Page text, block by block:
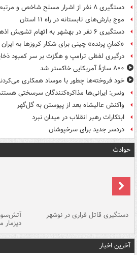
دستگیری ۸ نفر از اشرار مسلح شاخص و مرتبطین گروهک های تروریستی
موج بارش‌های تابستانه در راه ۱۱ استان
دستگیری ۶ نفر در بهشهر به اتهام تشویش اذهان عمومی
«کمانِ پرنده» چینی برای شکار کروزها به
درگیری لفظی ترامپ و هگزث بر سر کمبود
۸۰۰ سازۀ آمریکایی خاکستر شد
خود فروخته‌ها چطور با موساد همکاری
ونس: ایرانی‌ها مذاکره‌کنندگان سرسختی
واکنش عالیشاه بعد از پیوستن به گل‌گهر
ابتکارات رهبر انقلاب در میدان نبرد
دردسر جدید برای سرخپوشان
حوادث
دستگیری قاتل فراری در نوشهر
دیزمار
آخرین اخبار